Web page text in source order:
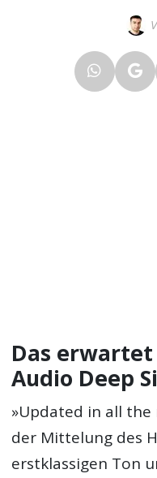
Das
Audio Deep
»Updated in all
der Mittelung des
erstklassigen Ton